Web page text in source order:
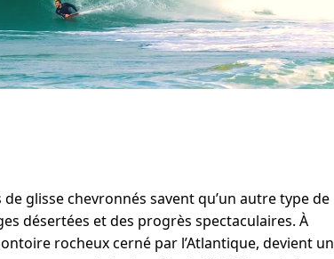
de glisse chevronnés savent qu’un autre type de
désertées et des progrès spectaculaires. À
rocheux cerné par l’Atlantique, devient un